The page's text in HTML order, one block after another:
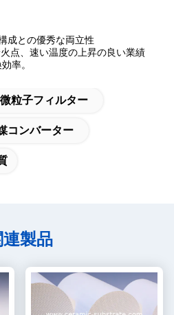
成との優秀な両立性
点、速い温度の上昇の良い業績
率。
粒子フィルター
コンバーター
連製品